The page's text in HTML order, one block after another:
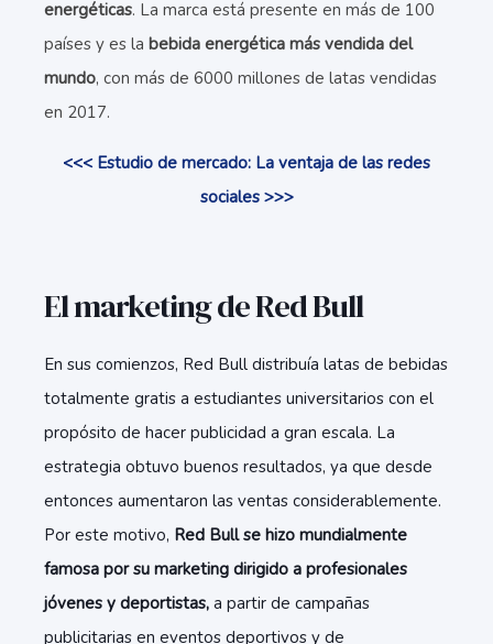
energéticas. La marca está presente en más de 100
países y es la bebida energética más vendida del
mundo, con más de 6000 millones de latas vendidas
en 2017.
<<< Estudio de mercado: La ventaja de las redes
sociales >>>
El marketing de Red Bull
En sus comienzos, Red Bull distribuía latas de bebidas
totalmente gratis a estudiantes universitarios con el
propósito de hacer publicidad a gran escala. La
estrategia obtuvo buenos resultados, ya que desde
entonces aumentaron las ventas considerablemente.
Por este motivo, Red Bull se hizo mundialmente
famosa por su marketing dirigido a profesionales
jóvenes y deportistas, a partir de campañas
publicitarias en eventos deportivos y de